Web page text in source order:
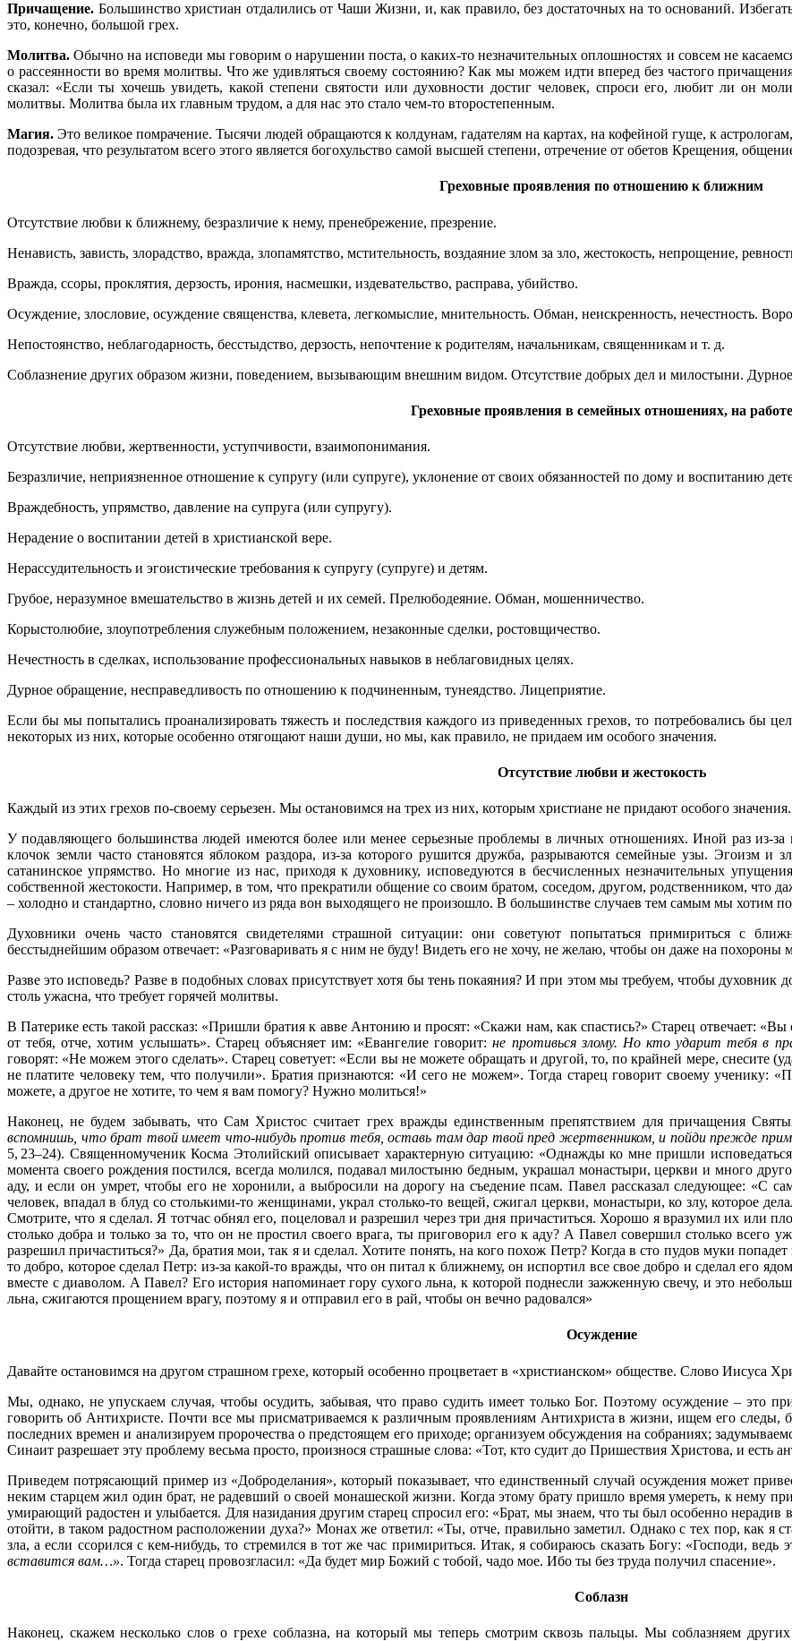
Причащение. Большинство христиан отдалились от Чаши Жизни, и, как правило, без достаточных на то оснований.
это, конечно, большой грех.
Молитва. Обычно на исповеди мы говорим о нарушении поста, о каких-то незначительных оплошностях и совсем не
о рассеянности во время молитвы. Что же удивляться своему состоянию? Как мы можем идти вперед без частого
сказал: «Если ты хочешь увидеть, какой степени святости или духовности достиг человек, спроси его, любит ли он
молитвы. Молитва была их главным трудом, а для нас это стало чем-то второстепенным.
Магия. Это великое помрачение. Тысячи людей обращаются к колдунам, гадателям на картах, на кофейной гуще, к
подозревая, что результатом всего этого является богохульство самой высшей степени, отречение от обетов Крещения,
Греховные проявления по отношению к ближним
Отсутствие любви к ближнему, безразличие к нему, пренебрежение, презрение.
Ненависть, зависть, злорадство, вражда, злопамятство, мстительность, воздаяние злом за зло, жестокость, непрощение,
Вражда, ссоры, проклятия, дерзость, ирония, насмешки, издевательство, расправа, убийство.
Осуждение, злословие, осуждение священства, клевета, легкомыслие, мнительность. Обман, неискренность, нечестность.
Непостоянство, неблагодарность, бесстыдство, дерзость, непочтение к родителям, начальникам, священникам и т. д.
Соблазнение других образом жизни, поведением, вызывающим внешним видом. Отсутствие добрых дел и милостыни.
Греховные проявления в семейных отношениях, на работе
Отсутствие любви, жертвенности, уступчивости, взаимопонимания.
Безразличие, неприязненное отношение к супругу (или супруге), уклонение от своих обязанностей по дому и воспитанию
Враждебность, упрямство, давление на супруга (или супругу).
Нерадение о воспитании детей в христианской вере.
Нерассудительность и эгоистические требования к супругу (супруге) и детям.
Грубое, неразумное вмешательство в жизнь детей и их семей. Прелюбодеяние. Обман, мошенничество.
Корыстолюбие, злоупотребления служебным положением, незаконные сделки, ростовщичество.
Нечестность в сделках, использование профессиональных навыков в неблаговидных целях.
Дурное обращение, несправедливость по отношению к подчиненным, тунеядство. Лицеприятие.
Если бы мы попытались проанализировать тяжесть и последствия каждого из приведенных грехов, то потребовались бы
некоторых из них, которые особенно отягощают наши души, но мы, как правило, не придаем им особого значения.
Отсутствие любви и жестокость
Каждый из этих грехов по-своему серьезен. Мы остановимся на трех из них, которым христиане не придают особого значения.
У подавляющего большинства людей имеются более или менее серьезные проблемы в личных отношениях. Иной раз из-за
клочок земли часто становятся яблоком раздора, из-за которого рушится дружба, разрываются семейные узы. Эгоизм
сатанинское упрямство. Но многие из нас, приходя к духовнику, исповедуются в бесчисленных незначительных
собственной жестокости. Например, в том, что прекратили общение со своим братом, соседом, другом, родственником, что
– холодно и стандартно, словно ничего из ряда вон выходящего не произошло. В большинстве случаев тем самым мы хотим
Духовники очень часто становятся свидетелями страшной ситуации: они советуют попытаться примириться с
бесстыднейшим образом отвечает: «Разговаривать я с ним не буду! Видеть его не хочу, не желаю, чтобы он даже на похороны
Разве это исповедь? Разве в подобных словах присутствует хотя бы тень покаяния? И при этом мы требуем, чтобы
столь ужасна, что требует горячей молитвы.
В Патерике есть такой рассказ: «Пришли братия к авве Антонию и просят: «Скажи нам, как спастись?» Старец отвечает:
от тебя, отче, хотим услышать». Старец объясняет им: «Евангелие говорит:не противься злому. Но кто ударит тебя в
говорят: «Не можем этого сделать». Старец советует: «Если вы не можете обращать и другой, то, по крайней мере, снесите
не платите человеку тем, что получили». Братия признаются: «И сего не можем». Тогда старец говорит своему
можете, а другое не хотите, то чем я вам помогу? Нужно молиться!»
Наконец, не будем забывать, что Сам Христос считает грех вражды единственным препятствием для причащения
вспомнишь, что брат твой имеет что-нибудь против тебя, оставь там дар твой пред жертвенником, и пойди прежде
5, 23–24). Священномученик Косма Этолийский описывает характерную ситуацию: «Однажды ко мне пришли
момента своего рождения постился, всегда молился, подавал милостыню бедным, украшал монастыри, церкви и много
аду, и если он умрет, чтобы его не хоронили, а выбросили на дорогу на съедение псам. Павел рассказал следующее: «С
человек, впадал в блуд со столькими-то женщинами, украл столько-то вещей, сжигал церкви, монастыри, ко злу, которое
Смотрите, что я сделал. Я тотчас обнял его, поцеловал и разрешил через три дня причаститься. Хорошо я вразумил их или
столько добра и только за то, что он не простил своего врага, ты приговорил его к аду? А Павел совершил столько всего
разрешил причаститься?» Да, братия мои, так я и сделал. Хотите понять, на кого похож Петр? Когда в сто пудов муки
то добро, которое сделал Петр: из-за какой-то вражды, что он питал к ближнему, он испортил все свое добро и сделал его
вместе с диаволом. А Павел? Его история напоминает гору сухого льна, к которой поднесли зажженную свечу, и это
льна, сжигаются прощением врагу, поэтому я и отправил его в рай, чтобы он вечно радовался»
Осуждение
Давайте остановимся на другом страшном грехе, который особенно процветает в «христианском» обществе. Слово Иисуса
Мы, однако, не упускаем случая, чтобы осудить, забывая, что право судить имеет только Бог. Поэтому осуждение – это
говорить об Антихристе. Почти все мы присматриваемся к различным проявлениям Антихриста в жизни, ищем его следы,
последних времен и анализируем пророчества о предстоящем его приходе; организуем обсуждения на собраниях;
Синаит разрешает эту проблему весьма просто, произнося страшные слова: «Тот, кто судит до Пришествия Христова, и есть
Приведем потрясающий пример из «Доброделания», который показывает, что единственный случай осуждения может
неким старцем жил один брат, не радевший о своей монашеской жизни. Когда этому брату пришло время умереть, к нему
умирающий радостен и улыбается. Для назидания другим старец спросил его: «Брат, мы знаем, что ты был особенно нерадив
отойти, в таком радостном расположении духа?» Монах же ответил: «Ты, отче, правильно заметил. Однако с тех пор, как я
зла, а если ссорился с кем-нибудь, то стремился в тот же час примириться. Итак, я собираюсь сказать Богу: «Господи, ведь
вставится вам…». Тогда старец провозгласил: «Да будет мир Божий с тобой, чадо мое. Ибо ты без труда получил спасение».
Соблазн
Наконец, скажем несколько слов о грехе соблазна, на который мы теперь смотрим сквозь пальцы. Мы соблазняем